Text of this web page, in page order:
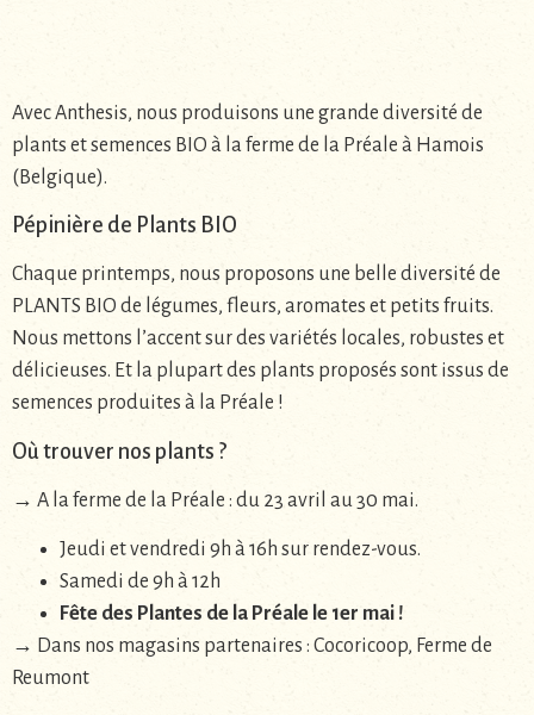
Avec Anthesis, nous produisons une grande diversité de
plants et semences BIO à la ferme de la Préale à Hamois
(Belgique).
Pépinière de Plants BIO
Chaque printemps, nous proposons une belle diversité de
PLANTS BIO de légumes, fleurs, aromates et petits fruits.
Nous mettons l’accent sur des variétés locales, robustes et
délicieuses. Et la plupart des plants proposés sont issus de
semences produites à la Préale !
Où trouver nos plants ?
→ A la ferme de la Préale : du 23 avril au 30 mai.
Jeudi et vendredi 9h à 16h sur rendez-vous.
Samedi de 9h à 12h
Fête des Plantes de la Préale le 1er mai !
→ Dans nos magasins partenaires : Cocoricoop, Ferme de
Reumont